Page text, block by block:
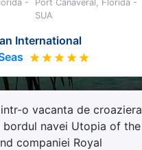
-
Port Canaveral, Florida -
SUA
International
o vacanta de croaziera
bordul navei Utopia of the
companiei Royal